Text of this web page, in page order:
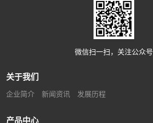
微信扫一扫，关注公众号
关于我们
企业简介 新闻资讯 发展历程
产品中心